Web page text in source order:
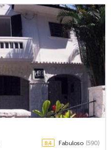
8,4 Fabuloso (590)